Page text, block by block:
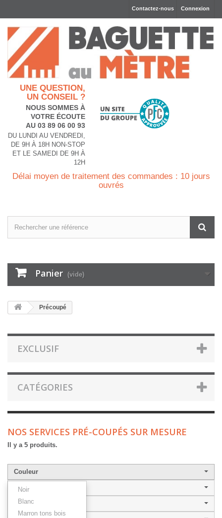
Connexion
Contactez-nous
UNE QUESTION,
UN CONSEIL ?
NOUS SOMMES À
VOTRE ÉCOUTE
AU 03 89 06 00 93
DU LUNDI AU VENDREDI,
DE 9H À 18H NON-STOP
ET LE SAMEDI DE 9H À
12H
Délai moyen de traitement des commandes : 10 jours
ouvrés
Panier (vide)
Précoupé
EXCLUSIF
CATÉGORIES
NOS SERVICES PRÉ-COUPÉS SUR MESURE
Il y a 5 produits.
Couleur
Noir
Blanc
Marron tons bois
Largeur de baguette
Style